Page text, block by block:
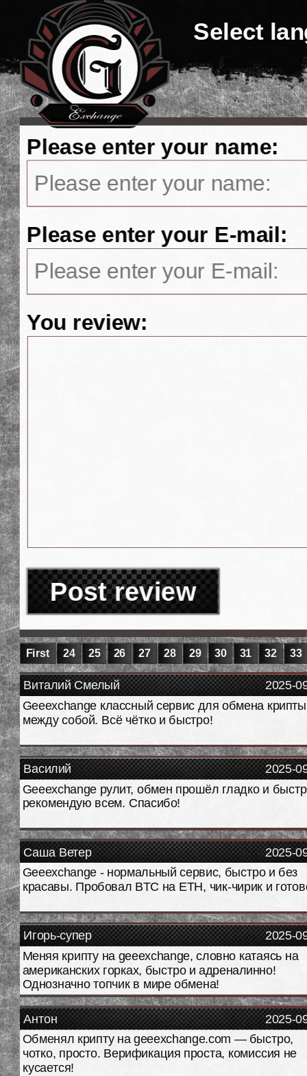
Select
Please enter your name:
Please enter your E-mail:
You review:
Post review
First 24 25 26 27 28 29 30 31 32 33
2025-
Виталий Смелый
Geeexchange классный сервис для обмена крипты
между собой. Всё чётко и быстро!
2025-
Василий
Geeexchange рулит, обмен прошёл гладко и
рекомендую всем. Спасибо!
2025-
Саша Ветер
Geeexchange - нормальный сервис, быстро и без
красавы. Пробовал BTC на ETH, чик-чирик и
2025-
Игорь-супер
Меняя крипту на geeexchange, словно катаясь на
американских горках, быстро и адреналинно!
Однозначно топчик в мире обмена!
2025-
Антон
Обменял крипту на geeexchange.com — быстро,
чотко, просто. Верификация проста, комиссия не
кусается!